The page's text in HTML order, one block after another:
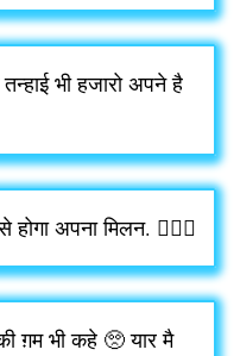
भी हजारो अपने है
अपना मिलन. 👩‍❤️‍👨
ग़म भी कहे 🥺 यार मै